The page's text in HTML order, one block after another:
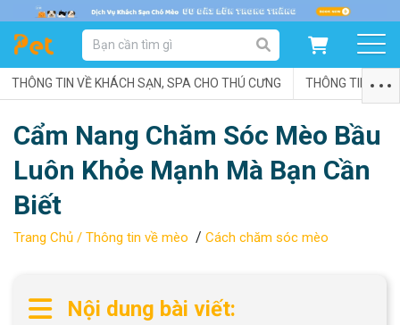
DANH MỤC SẢN PHẨM
SẢN PHẨM DÀNH CHO MÈO SẢN PHẨM DÀNH CHO CHÓ
SẨN PHẨM THEO THƯƠNG HIỆU
THÔNG TIN VỀ KHÁCH SẠN, SPA CHO THÚ CƯNG THÔNG TIN VỀ
Cẩm Nang Chăm Sóc Mèo Bầu
Luôn Khỏe Mạnh Mà Bạn Cần
Biết
Trang Chủ / Thông tin về mèo / Cách chăm sóc mèo
Nội dung bài viết: